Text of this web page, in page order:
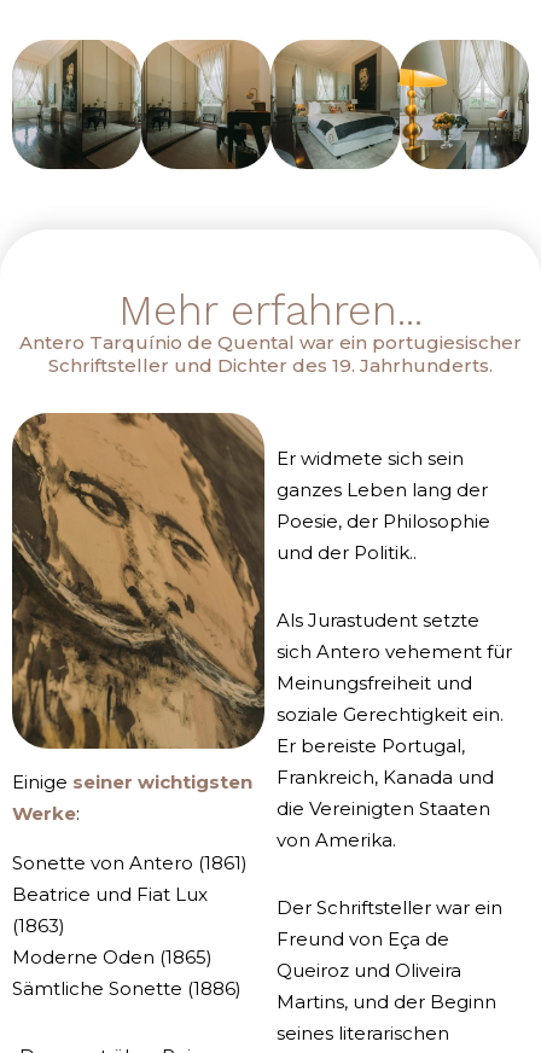
Mehr erfahren...
Antero Tarquínio de Quental war ein portugiesischer
Schriftsteller und Dichter des 19. Jahrhunderts.
Einige seiner wichtigsten
Werke:
Sonette von Antero (1861)
Beatrice und Fiat Lux
(1863)
Moderne Oden (1865)
Sämtliche Sonette (1886)
Er widmete sich sein
ganzes Leben lang der
Poesie, der Philosophie
und der Politik..
Als Jurastudent setzte
sich Antero vehement für
Meinungsfreiheit und
soziale Gerechtigkeit ein.
Er bereiste Portugal,
Frankreich, Kanada und
die Vereinigten Staaten
von Amerika.
Der Schriftsteller war ein
Freund von Eça de
Queiroz und Oliveira
Martins, und der Beginn
seines literarischen